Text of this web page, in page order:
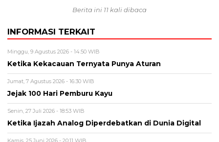
Berita ini 11 kali dibaca
INFORMASI TERKAIT
Minggu, 9 Agustus 2026 - 14:50 WIB
Ketika Kekacauan Ternyata Punya Aturan
Jumat, 7 Agustus 2026 - 16:30 WIB
Jejak 100 Hari Pemburu Kayu
Senin, 27 Juli 2026 - 18:53 WIB
Ketika Ijazah Analog Diperdebatkan di Dunia Digital
Kamis, 25 Juni 2026 - 20:11 WIB